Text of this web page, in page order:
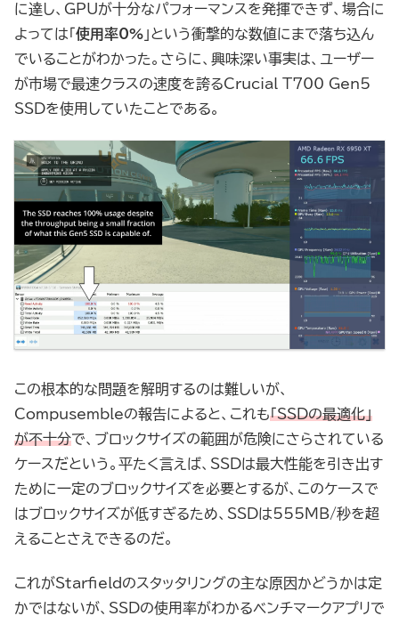
に達し、GPUが十分なパフォーマンスを発揮できず、場合に
よっては「 使用率0% 」という衝撃的な数値にまで落ち込ん
でいることがわかった。さらに、興味深い事実は、ユーザー
が市場で最速クラスの速度を誇るCrucial T700 Gen5
SSDを使用していたことである。
この根本的な問題を解明するのは難しいが、
Compusembleの報告によると、これも「SSDの最適化」
が不十分で、ブロックサイズの範囲が危険にさらされている
ケースだという。平たく言えば、SSDは最大性能を引き出す
ために一定のブロックサイズを必要とするが、このケースで
はブロックサイズが低すぎるため、SSDは555MB/秒を超
えることさえできるのだ。
これがStarfieldのスタッタリングの主な原因かどうかは定
かではないが、SSDの使用率がわかるベンチマークアプリで